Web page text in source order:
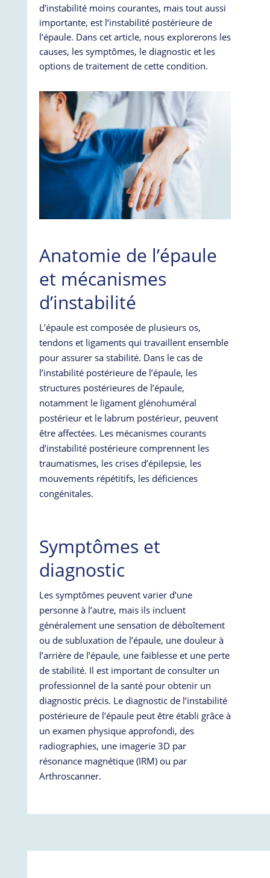
d’instabilité moins courantes, mais tout aussi
importante, est l’instabilité postérieure de
l’épaule. Dans cet article, nous explorerons les
causes, les symptômes, le diagnostic et les
options de traitement de cette condition.
Anatomie de l’épaule
et mécanismes
d’instabilité
L’épaule est composée de plusieurs os,
tendons et ligaments qui travaillent ensemble
pour assurer sa stabilité. Dans le cas de
l’instabilité postérieure de l’épaule, les
structures postérieures de l’épaule,
notamment le ligament glénohuméral
postérieur et le labrum postérieur, peuvent
être affectées. Les mécanismes courants
d’instabilité postérieure comprennent les
traumatismes, les crises d’épilepsie, les
mouvements répétitifs, les déficiences
congénitales.
Symptômes et
diagnostic
Les symptômes peuvent varier d’une
personne à l’autre, mais ils incluent
généralement une sensation de déboîtement
ou de subluxation de l’épaule, une douleur à
l’arrière de l’épaule, une faiblesse et une perte
de stabilité. Il est important de consulter un
professionnel de la santé pour obtenir un
diagnostic précis. Le diagnostic de l’instabilité
postérieure de l’épaule peut être établi grâce à
un examen physique approfondi, des
radiographies, une imagerie 3D par
résonance magnétique (IRM) ou par
Arthroscanner.